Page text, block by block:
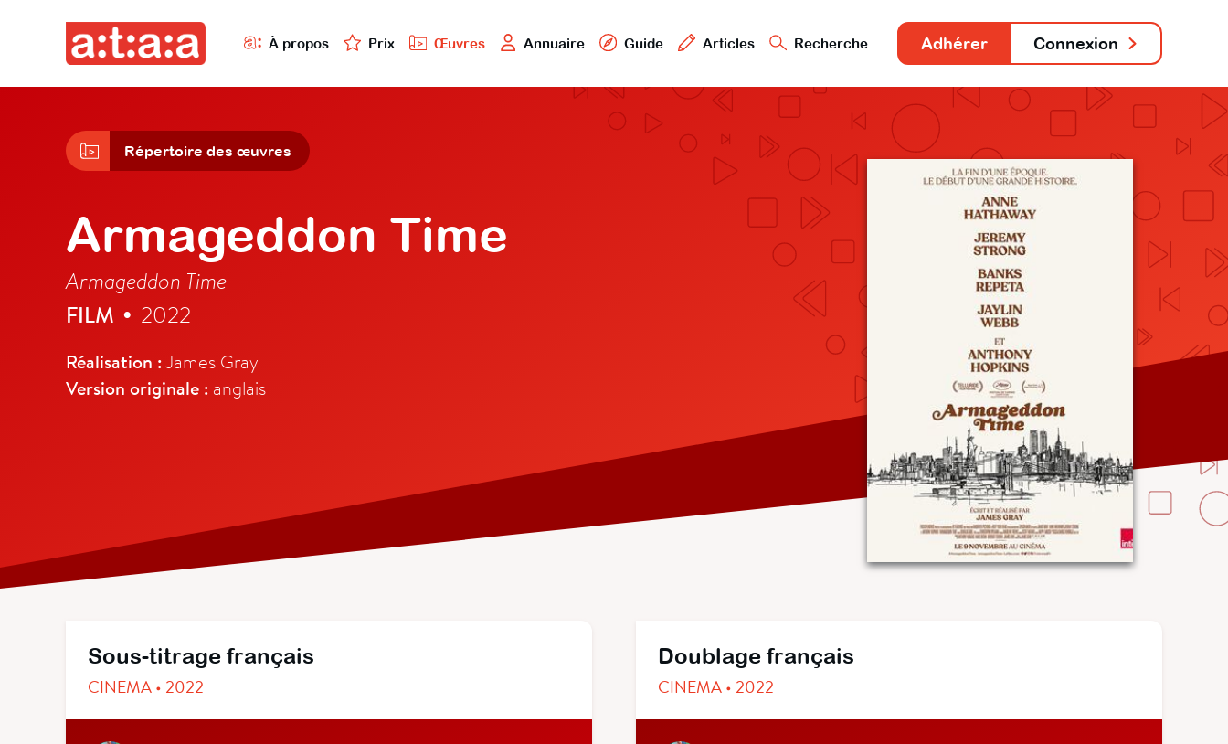
À propos Prix Œuvres Annuaire Guide Articles Recherche Adhérer Connexion
Répertoire des œuvres
Armageddon Time
Armageddon Time
FILM • 2022
Réalisation :James Gray
Version originale : anglais
Sous-titrage français
CINEMA • 2022
Doublage français
CINEMA • 2022